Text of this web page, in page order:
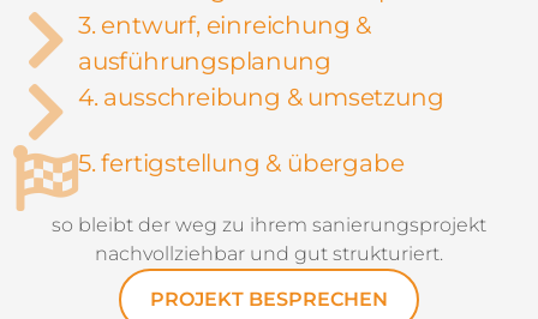
3. entwurf, einreichung &
ausführungsplanung
4. ausschreibung & umsetzung
5. fertigstellung & übergabe
so bleibt der weg zu ihrem sanierungsprojekt
nachvollziehbar und gut strukturiert.
PROJEKT BESPRECHEN